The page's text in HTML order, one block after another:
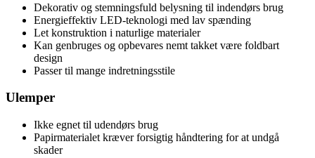
Dekorativ og stemningsfuld belysning til indendørs brug
Energieffektiv LED-teknologi med lav spænding
Let konstruktion i naturlige materialer
Kan genbruges og opbevares nemt takket være foldbart
design
Passer til mange indretningsstile
Ulemper
Ikke egnet til udendørs brug
Papirmaterialet kræver forsigtig håndtering for at undgå
skader